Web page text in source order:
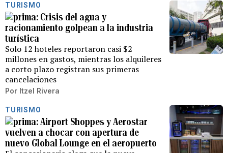
TURISMO
Crisis del agua y
racionamiento golpean a la industria
turística
Solo 12 hoteles reportaron casi $2
millones en gastos, mientras los alquileres
a corto plazo registran sus primeras
cancelaciones
Por Itzel Rivera
TURISMO
Airport Shoppes y Aerostar
vuelven a chocar con apertura de
nuevo Global Lounge en el aeropuerto